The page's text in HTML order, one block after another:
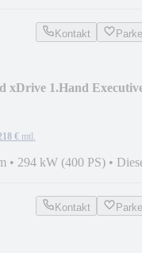
Kontakt
xDrive 1.Hand
€ mtl.
• 294 kW (400 PS) •
Kontakt